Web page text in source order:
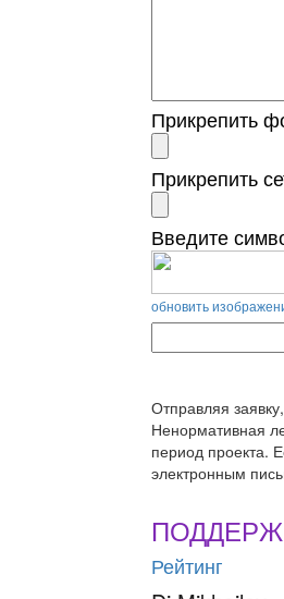
Прикрепить
Прикрепить
Введите
обновить
Отправляя
Ненормативная
период проекта.
электронным
Рейтинг